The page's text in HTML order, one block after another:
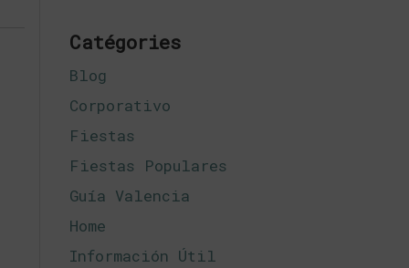
Catégories
Blog
Corporativo
Fiestas
Fiestas Populares
Guía Valencia
Home
Información Útil